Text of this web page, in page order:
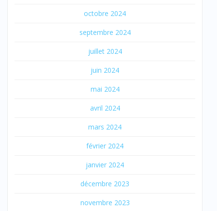
octobre 2024
septembre 2024
juillet 2024
juin 2024
mai 2024
avril 2024
mars 2024
février 2024
janvier 2024
décembre 2023
novembre 2023